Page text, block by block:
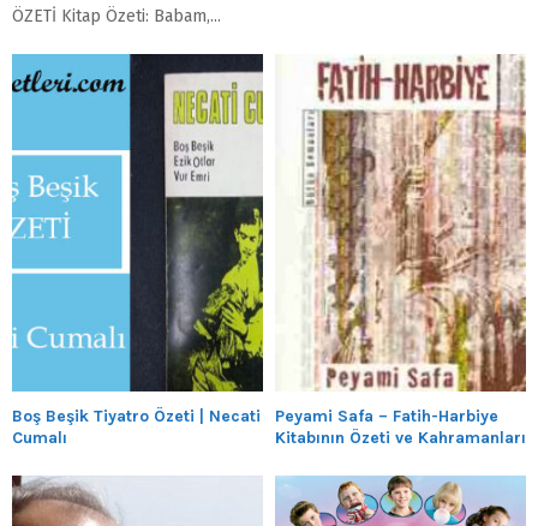
ÖZETİ Kitap Özeti: Babam,...
Boş Beşik Tiyatro Özeti | Necati
Cumalı
Peyami Safa – Fatih-Harbiye
Kitabının Özeti ve Kahramanları